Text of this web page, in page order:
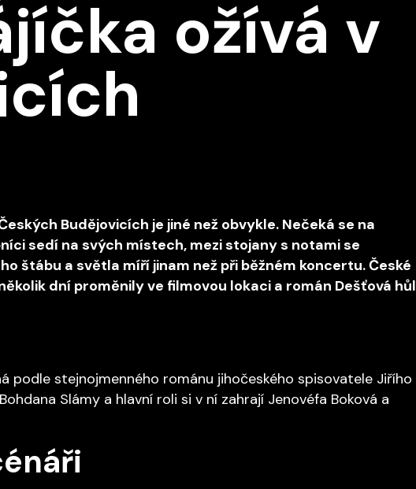
ožívá v
Budějovicích je jiné než obvykle. Nečeká se na
sedí na svých místech, mezi stojany s notami se
štábu a světla míří jinam než při běžném koncertu. České
dní proměnily ve filmovou lokaci a román Dešťová hůl
podle stejnojmenného románu jihočeského spisovatele Jiřího
Slámy a hlavní roli si v ní zahrají Jenovéfa Boková a